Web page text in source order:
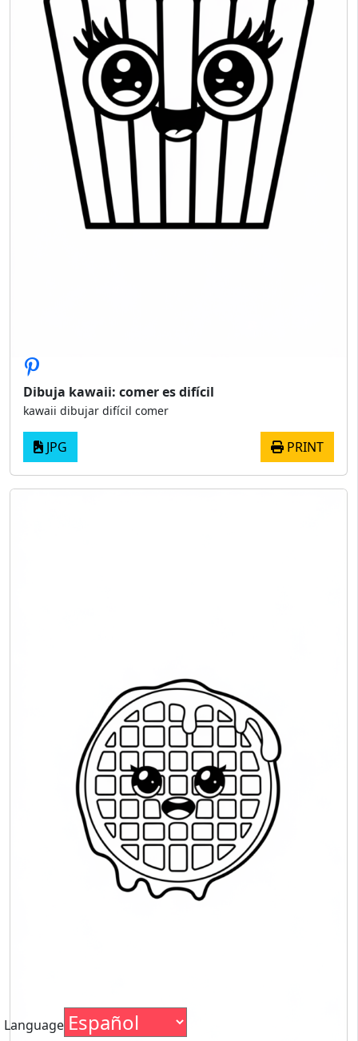
Dibuja kawaii: comer es difícil
kawaii dibujar difícil comer
JPG PRINT
Language